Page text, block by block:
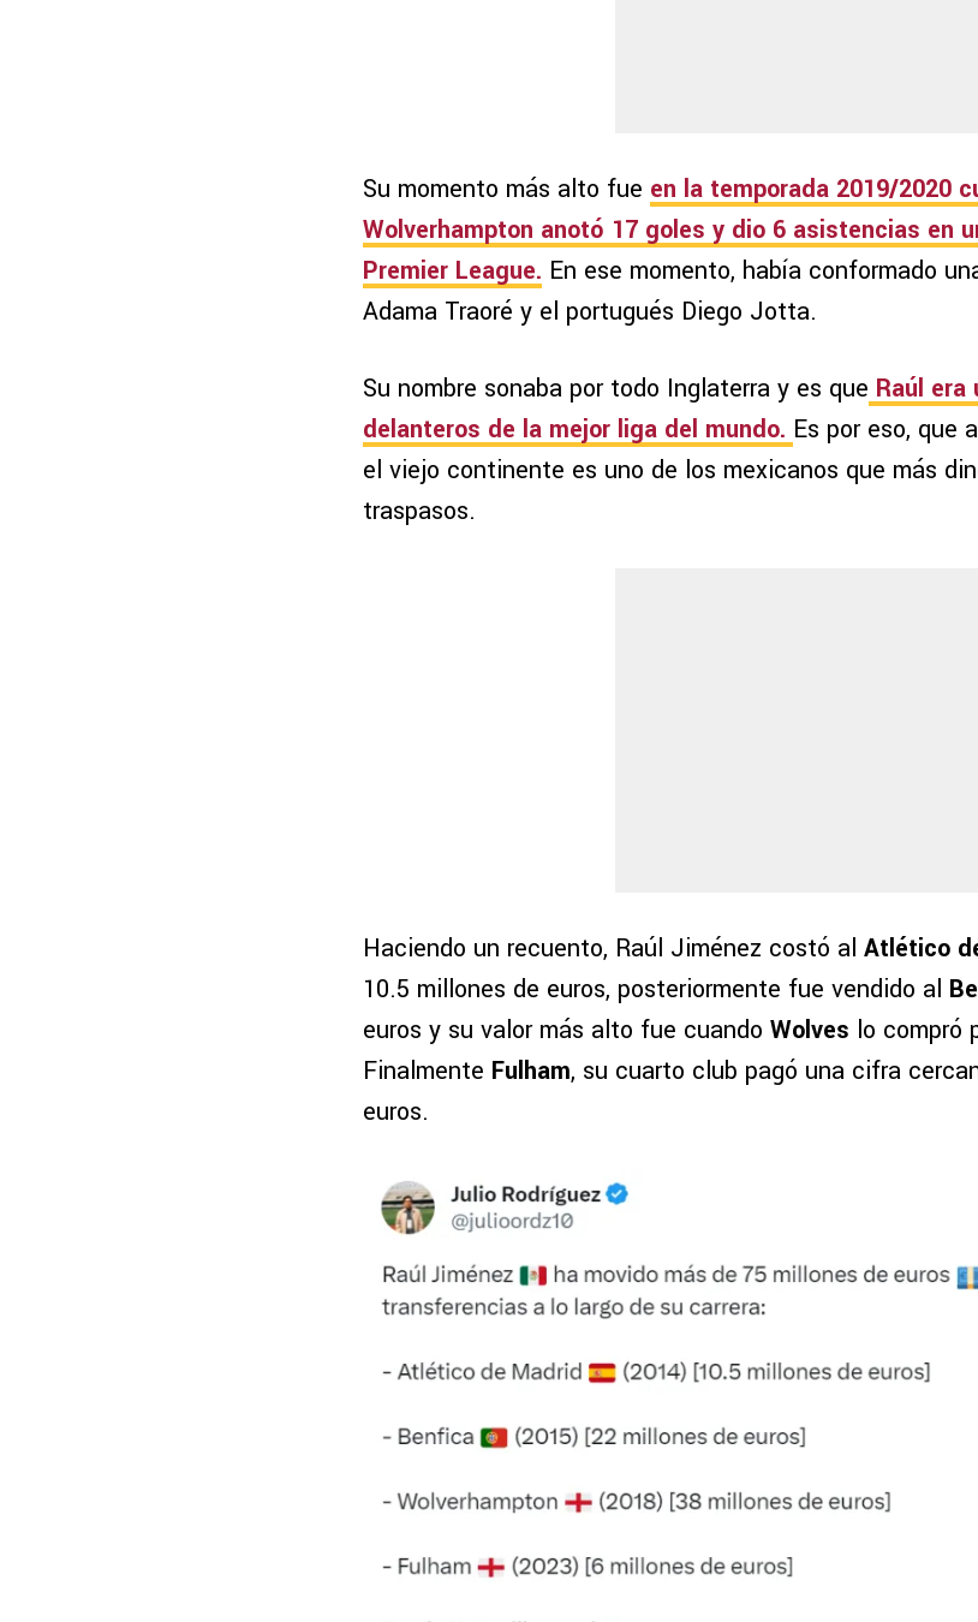
Su momento más alto fue en la temporada 2019/2020
Wolverhampton anotó 17 goles y dio 6 asistencias en
Premier League. En ese momento, había conformado
Adama Traoré y el portugués Diego Jotta.
Su nombre sonaba por todo Inglaterra y es que Raúl era
delanteros de la mejor liga del mundo. Es por eso, que
el viejo continente es uno de los mexicanos que más
traspasos.
Haciendo un recuento, Raúl Jiménez costó al Atlético
10.5 millones de euros, posteriormente fue vendido al
euros y su valor más alto fue cuando Wolves lo compró
Finalmente Fulham, su cuarto club pagó una cifra
euros.